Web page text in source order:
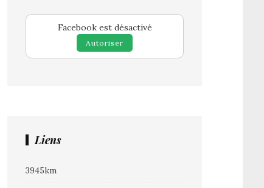
Facebook est désactivé
Autoriser
Liens
3945km